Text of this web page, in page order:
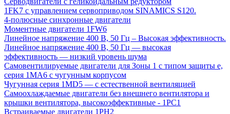
1FK7 с управлением сервоприводом SINAMICS S120.
4-полюсные синхронные двигатели
Моментные двигатели 1FW6
Линейное напряжение 400 В, 50 Гц – Высокая эффективность.
Линейное напряжение 400 В, 50 Гц — высокая
эффективность — низкий уровень шума
Самовентилируемые двигатели для Зоны 1 с типом защиты e,
серия 1MA6 с чугунным корпусом
Чугунная серия 1MD5 — с естественной вентиляцией
Самоохлаждаемые двигатели без внешнего вентилятора и
крышки вентилятора, высокоэффективные - 1PC1
Встраиваемые двигатели 1PH2